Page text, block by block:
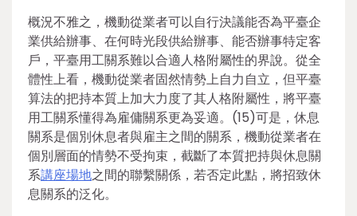
概況不雅之，機動從業者可以自行決議能否為平臺企
業供給辦事、在何時光段供給辦事、能否辦事特定客
戶，平臺用工關系難以合適人格附屬性的界說。從全
體性上看，機動從業者固然情勢上自力自立，但平臺
算法的把持本質上加大力度了其人格附屬性，將平臺
用工關系懂得為雇傭關系更為妥適。(15)可是，休息
關系是個別休息者與雇主之間的關系，機動從業者在
個別層面的情勢不受拘束，截斷了本質把持與休息關
系講座場地之間的聯繫關係，若否定此點，將招致休
息關系的泛化。